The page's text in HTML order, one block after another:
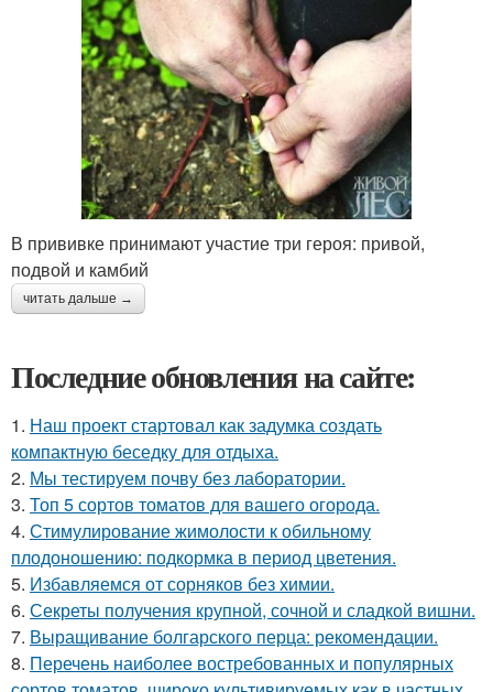
В прививке принимают участие три героя: привой,
подвой и камбий
читать дальше →
Последние обновления на сайте:
1. Наш проект стартовал как задумка создать
компактную беседку для отдыха.
2. Мы тестируем почву без лаборатории.
3. Топ 5 сортов томатов для вашего огорода.
4. Стимулирование жимолости к обильному
плодоношению: подкормка в период цветения.
5. Избавляемся от сорняков без химии.
6. Секреты получения крупной, сочной и сладкой вишни.
7. Выращивание болгарского перца: рекомендации.
8. Перечень наиболее востребованных и популярных